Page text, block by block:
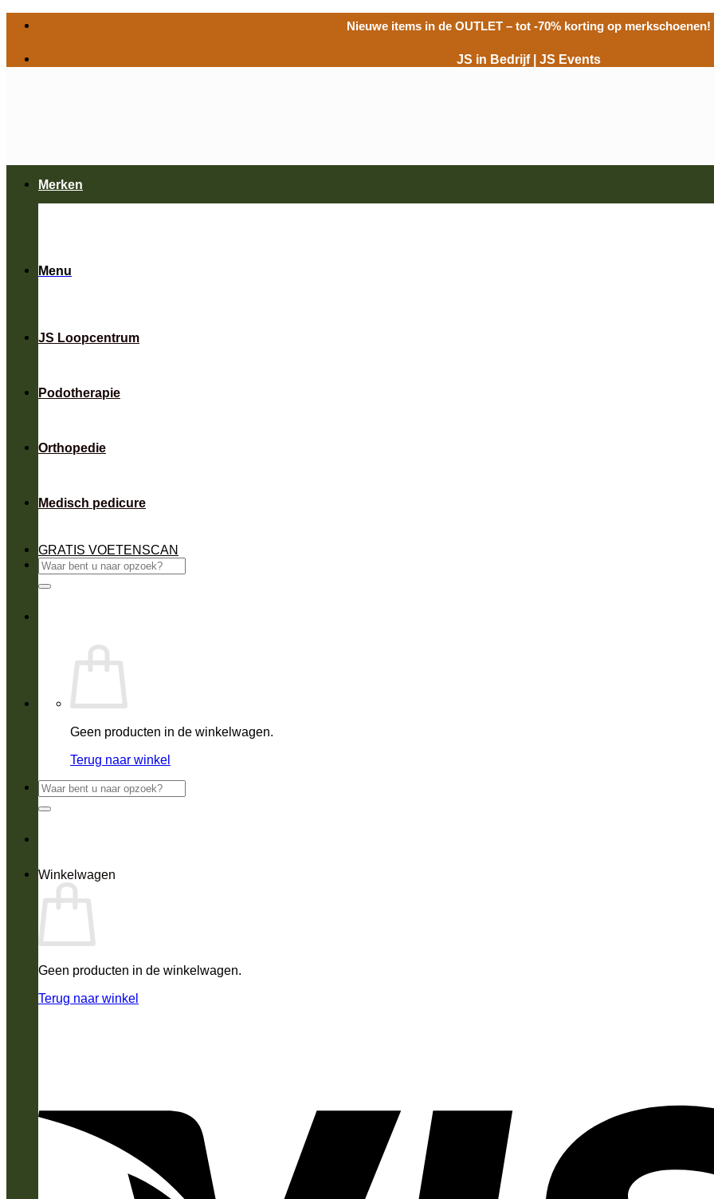
Nieuwe items in de OUTLET– tot -70% korting op merkschoenen!
JS in Bedrijf JS Events
Menu
JS Loopcentrum
Podotherapie
Orthopedie
Medisch pedicure
GRATIS VOETENSCAN
Zoeken
naar:
Geen producten in de winkelwagen.
Terug naar winkel
Zoeken
Winkelwagen
Geen producten in de winkelwagen.
Terug naar winkel
Merken